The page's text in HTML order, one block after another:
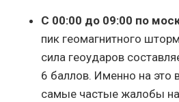
С 00:00 до 09:00 по
пик геомагнитного
сила геоударов
6 баллов. Именно на это
самые частые жалобы